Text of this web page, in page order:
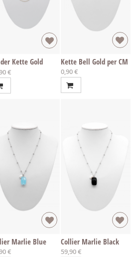
Kette Gold
€
Kette Bell Gold per CM
0,90 €
Marlie Blue
€
Collier Marlie Black
59,90 €